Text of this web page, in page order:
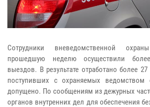
Сотрудники вневедомственной
прошедшую неделю осуществили
выездов. В результате отработано более
поступивших с охраняемых ведомством
допущено. По сообщениям из дежурных
органов внутренних дел для обеспечения